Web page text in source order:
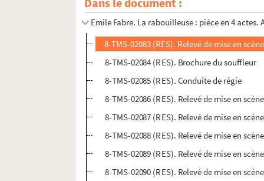
Henri Falk. Le rabatteur : pièce en 4 actes.
Emile Fabre. La rabouilleuse : pièce en 4
8-TMS-02083 (RES). Relevé de mise en
8-TMS-02084 (RES). Brochure du souffleur
8-TMS-02085 (RES). Conduite de régie
8-TMS-02086 (RES). Relevé de mise en
8-TMS-02087 (RES). Relevé de mise en
8-TMS-02088 (RES). Relevé de mise en
8-TMS-02089 (RES). Relevé de mise en
8-TMS-02090 (RES). Relevé de mise en